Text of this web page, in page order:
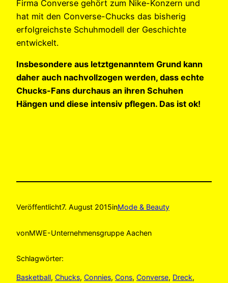
Firma Converse gehört zum Nike-Konzern und
hat mit den Converse-Chucks das bisherig
erfolgreichste Schuhmodell der Geschichte
entwickelt.
Insbesondere aus letztgenanntem Grund kann
daher auch nachvollzogen werden, dass echte
Chucks-Fans durchaus an ihren Schuhen
Hängen und diese intensiv pflegen. Das ist ok!
Veröffentlicht7. August 2015inMode & Beauty
vonMWE-Unternehmensgruppe Aachen
Schlagwörter:
Basketball, Chucks, Connies, Cons, Converse, Dreck